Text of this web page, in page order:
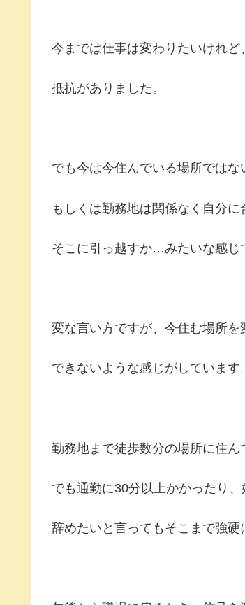
今までは仕事は変わりたいけれ
抵抗がありました。
でも今は今住んでいる場所では
もしくは勤務地は関係なく自分
そこに引っ越すか…みたいな感じ
変な言い方ですが、今住む場所
できないような感じがしています。
勤務地まで徒歩数分の場所に住ん
でも通勤に30分以上かかったり
辞めたいと言ってもそこまで強硬